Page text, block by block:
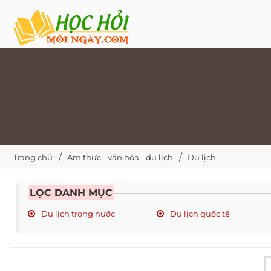
Trang chủ Ẩm thực - văn hóa - du lịch Du lịch
LỌC DANH MỤC
Du lịch trong nước Du lịch quốc tế